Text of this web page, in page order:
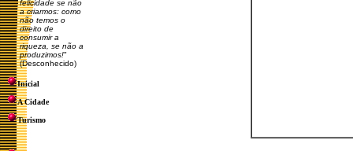
felicidade se não
a criarmos: como
não temos o
direito de
consumir a
riqueza, se não a
produzimos!"
(Desconhecido)
Inicial
A Cidade
Turismo